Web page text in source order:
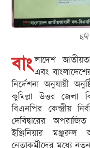
বাং লাদেশ
এবং
নির্দেশনা অনুযায়ী
কুমিল্লা উত্তর
বিএনপির কেন্দ্রীয়
দেবিদ্বারের
ইঞ্জিনিয়ার
নেতাকর্মীদের মধ্যে